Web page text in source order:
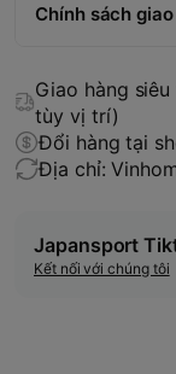
Chính sách
Giao hàng
tùy vị trí)
Đổi hàng tại
Địa chỉ:
Japansport
Kết nối với chúng tôi